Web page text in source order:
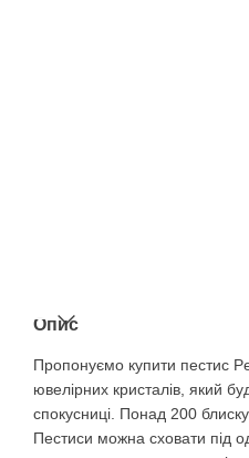
Опис
Пропонуємо купити пестис
ювелірних кристалів, який
спокусниці. Понад 200
Пестиси можна сховати під